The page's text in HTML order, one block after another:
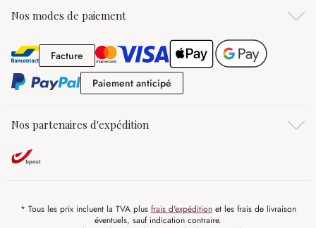
Nos modes de paiement
FactureFacture
Paiement anticipé
Nos partenaires d'expédition
* Tous les prix incluent la TVA plus frais d'expéditionet les frais de livraison
éventuels, sauf indication contraire.